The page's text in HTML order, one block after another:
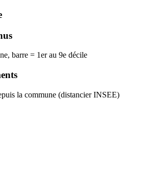
barre = 1er au 9e décile
la commune (distancier INSEE)